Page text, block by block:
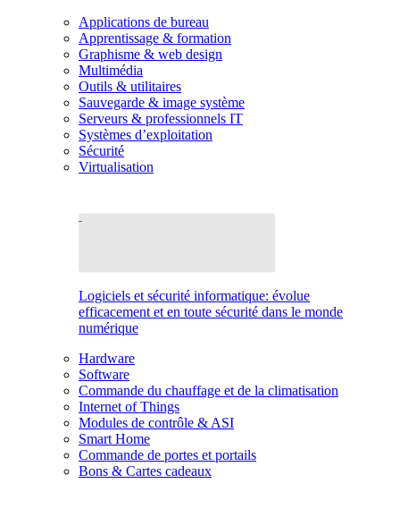
Applications de bureau
Apprentissage & formation
Graphisme & web design
Multimédia
Outils & utilitaires
Sauvegarde & image système
Serveurs & professionnels IT
Systèmes d’exploitation
Sécurité
Virtualisation
Logiciels et sécurité informatique: évolue
efficacement et en toute sécurité dans le monde
numérique
Hardware
Software
Commande du chauffage et de la climatisation
Internet of Things
Modules de contrôle & ASI
Smart Home
Commande de portes et portails
Bons & Cartes cadeaux